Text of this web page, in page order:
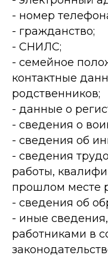
- номер
- гражданство;
- СНИЛС;
- семейное
контактные
родственников;
- данные о
- сведения о
- сведения об
- сведения
работы,
прошлом месте
- сведения об
- иные
работниками в